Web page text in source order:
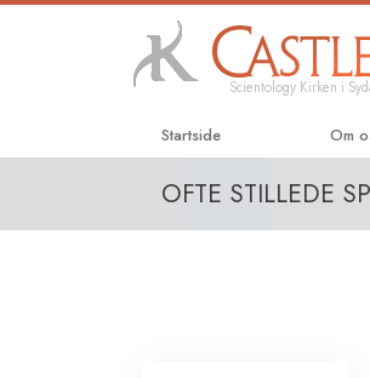
Scientology Kirken i
Startside Om
OFTE STILLEDE